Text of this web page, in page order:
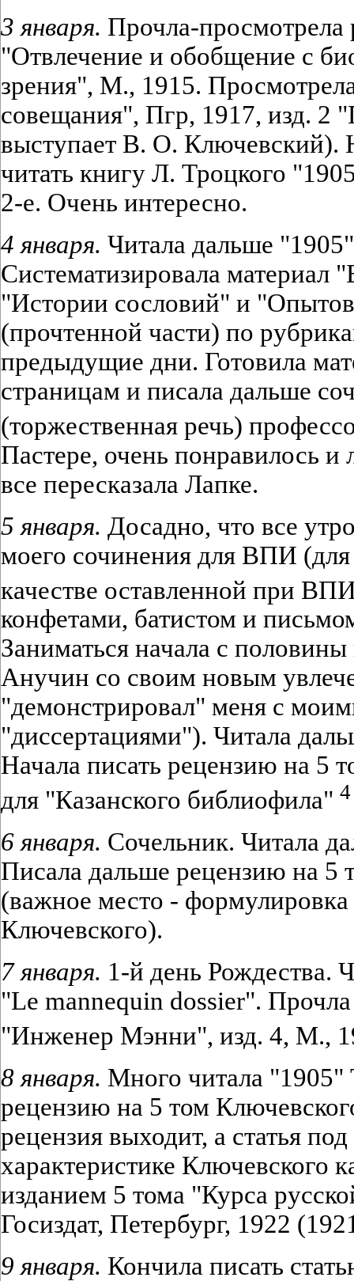
3 января. Прочла-
"Отвлечение и обобщение с
зрения", М., 1915.
совещания", Пгр, 1917, изд. 2
выступает В. О. Ключевский).
читать книгу Л. Троцкого
2-е. Очень интересно.
4 января. Читала дальше
Систематизировала материал
"Истории сословий" и
(прочтенной части) по
предыдущие дни. Готовила
страницам и писала дальше
(торжественная речь)
Пастере, очень понравилось и
все пересказала Лапке.
5 января. Досадно, что все
моего сочинения для ВПИ
качестве оставленной при
конфетами, батистом и
Заниматься начала с
Анучин со своим новым
"демонстрировал" меня с
"диссертациями"). Читала
Начала писать рецензию на 5
для "Казанского библиофила" 4
6 января. Сочельник. Читала
Писала дальше рецензию на 5
(важное место -
Ключевского).
7 января. 1-й день Рождества.
"Le mannequin dossier".
"Инженер Мэнни", изд. 4, М.,
8 января. Много читала "1905"
рецензию на 5 том
рецензия выходит, а статья
характеристике Ключевского
изданием 5 тома "Курса
Госиздат, Петербург, 1922
9 января. Кончила писать